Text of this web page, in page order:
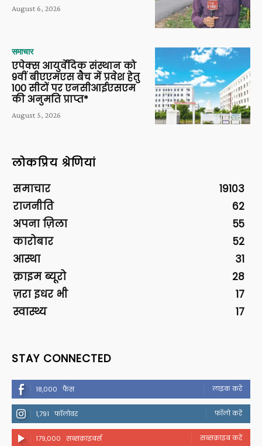
August 6, 2026
समाचार
एपेक्स आयुर्वेदिक संस्थान को
9वीं बीएएमएस बैच में प्रवेश हेतु
100 सीटों पर एनसीआईएसएम
की अनुमति प्राप्त*
August 5, 2026
लोकप्रिय श्रेणियां
समाचार
19103
राजनीति
62
अपना ज़िला
55
कारोबार
52
आस्था
31
क्राइम ब्यूरो
28
ज़रा इधर भी
17
स्वास्थ्य
17
STAY CONNECTED
18,000 फैंस लाइक करें
1,791 फॉलोवर फॉलो करें
179,000 सब्सक्राइबर्स सब्सक्राइब करें